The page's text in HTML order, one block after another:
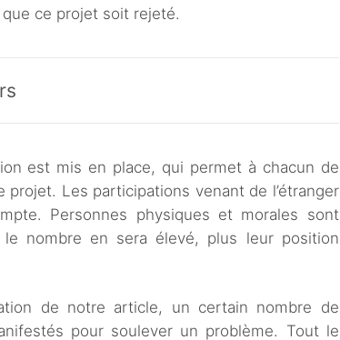
ce projet soit rejeté.
est mis en place, qui permet à chacun de
Les participations venant de l’étranger
Personnes physiques et morales sont
nombre en sera élevé, plus leur position
de notre article, un certain nombre de
pour soulever un problème. Tout le